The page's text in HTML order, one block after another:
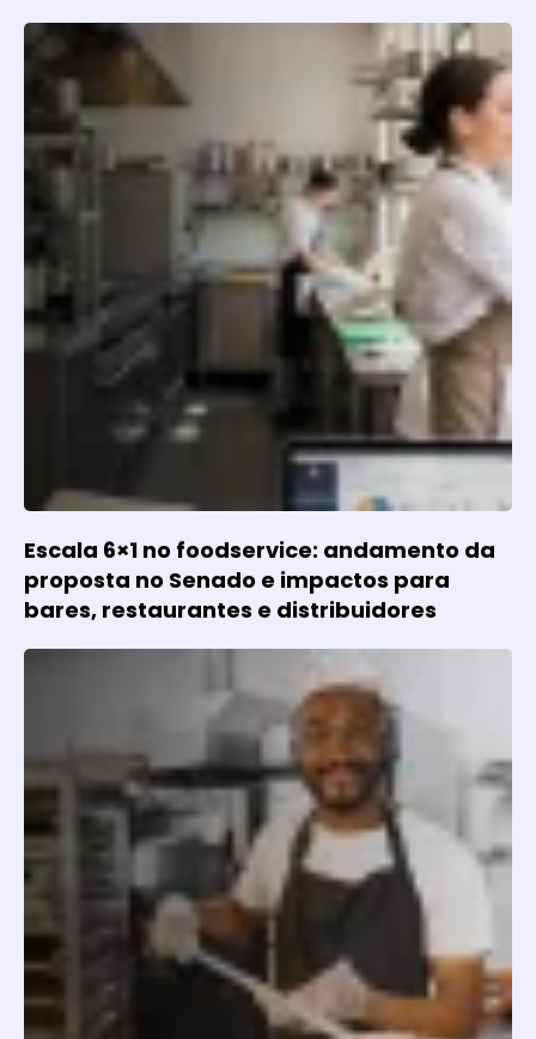
Escala 6×1 no foodservice: andamento da
proposta no Senado e impactos para
bares, restaurantes e distribuidores